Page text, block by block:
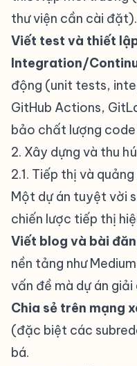
thư viện cần cài đặt).
Viết test và thiết
Integration/
động (unit tests,
GitHub Actions,
bảo chất lượng
2. Xây dựng và thu
2.1. Tiếp thị và
Một dự án tuyệt vời
chiến lược tiếp thị
Viết blog và bài
nền tảng như
vấn đề mà dự án
Chia sẻ trên mạng
(đặc biệt các
bá.